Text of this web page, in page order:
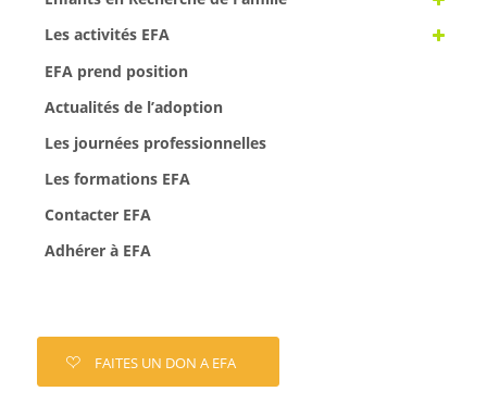
Les activités EFA
EFA prend position
Actualités de l’adoption
Les journées professionnelles
Les formations EFA
Contacter EFA
Adhérer à EFA
FAITES UN DON A EFA